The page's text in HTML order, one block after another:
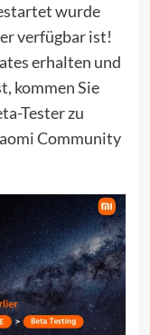
wurde
verfügbar ist!
erhalten und
kommen Sie
Tester zu
Community